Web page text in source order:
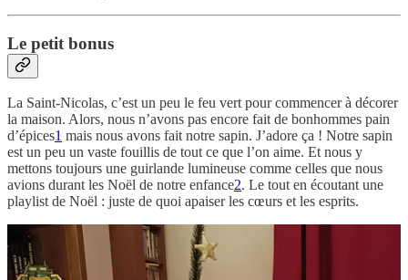
Le petit bonus
La Saint-Nicolas, c’est un peu le feu vert pour commencer à décorer
la maison. Alors, nous n’avons pas encore fait de bonhommes pain
d’épices1 mais nous avons fait notre sapin. J’adore ça ! Notre sapin
est un peu un vaste fouillis de tout ce que l’on aime. Et nous y
mettons toujours une guirlande lumineuse comme celles que nous
avions durant les Noël de notre enfance2. Le tout en écoutant une
playlist de Noël : juste de quoi apaiser les cœurs et les esprits.